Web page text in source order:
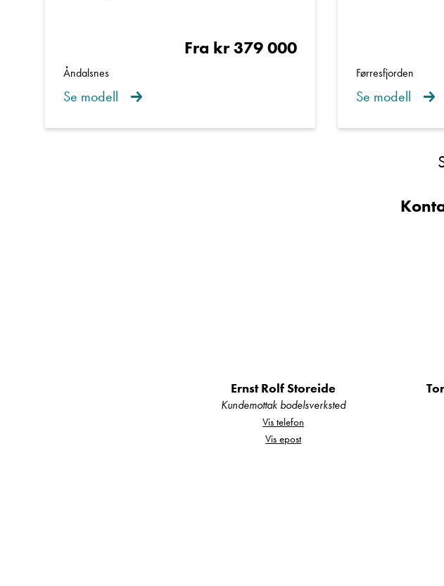
Fra kr 379 000
Åndalsnes
Se modell
Førresfjorden
Se modell
Ernst Rolf Storeide
Kundemottak bodelsverksted
Vis telefon
Vis epost